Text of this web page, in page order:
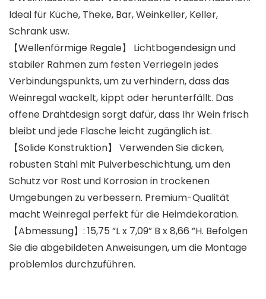
Ideal für Küche, Theke, Bar, Weinkeller, Keller,
Schrank usw.
【Wellenförmige Regale】 Lichtbogendesign und
stabiler Rahmen zum festen Verriegeln jedes
Verbindungspunkts, um zu verhindern, dass das
Weinregal wackelt, kippt oder herunterfällt. Das
offene Drahtdesign sorgt dafür, dass Ihr Wein frisch
bleibt und jede Flasche leicht zugänglich ist.
【Solide Konstruktion】 Verwenden Sie dicken,
robusten Stahl mit Pulverbeschichtung, um den
Schutz vor Rost und Korrosion in trockenen
Umgebungen zu verbessern. Premium-Qualität
macht Weinregal perfekt für die Heimdekoration.
【Abmessung】: 15,75 ”L x 7,09” B x 8,66 ”H. Befolgen
Sie die abgebildeten Anweisungen, um die Montage
problemlos durchzuführen.